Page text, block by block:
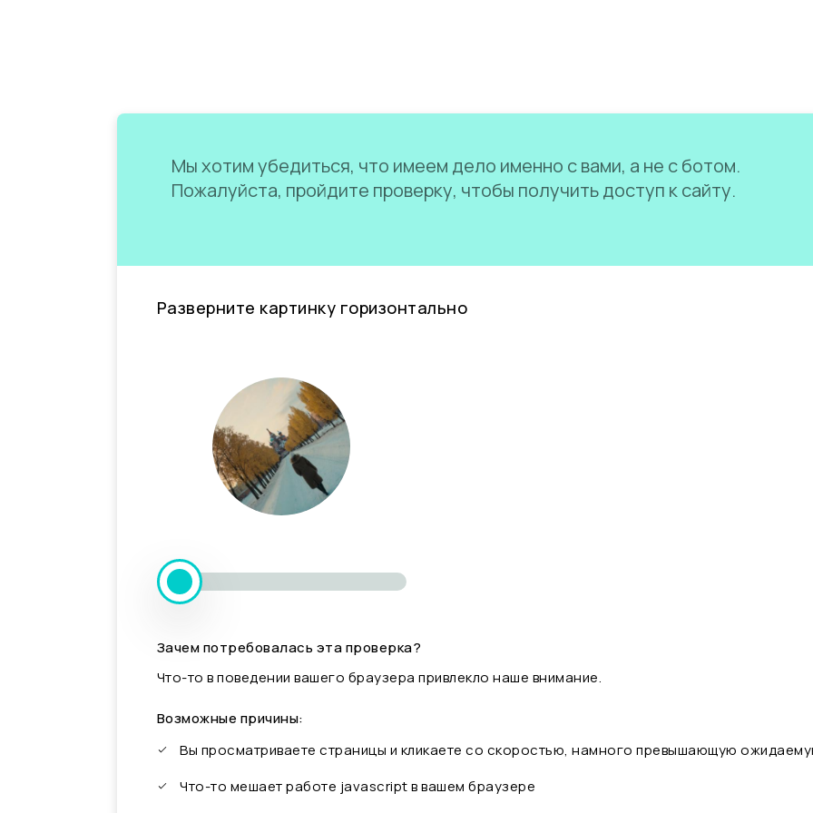
Мы хотим убедиться, что имеем дело именно с вами, а не с ботом.
Пожалуйста, пройдите проверку, чтобы получить доступ к сайту.
Разверните картинку горизонтально
Зачем потребовалась эта проверка?
Что-то в поведении вашего браузера привлекло наше внимание.
Возможные причины:
Вы просматриваете страницы и кликаете со скоростью, намного превышающую
Что-то мешает работе javascript в вашем браузере